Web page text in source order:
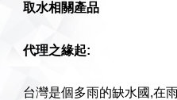
取水相關產品
代理之緣起:
台灣是個多雨的缺水國,在